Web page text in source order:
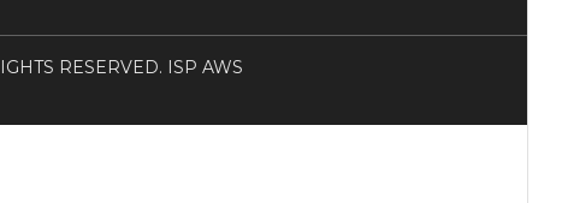
RESERVED. ISP AWS